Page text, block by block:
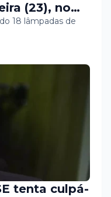
(23), no
Catarina,
de
de Led
18 lâmpadas de
tenta culpá-